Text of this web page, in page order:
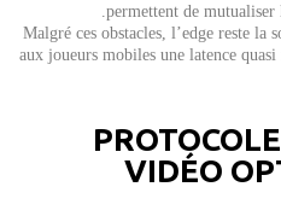
permettent de mutualiser
Malgré ces obstacles, l’edge reste
aux joueurs mobiles une latence
VIDÉO